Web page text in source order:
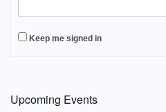
Keep me signed in
Upcoming Events